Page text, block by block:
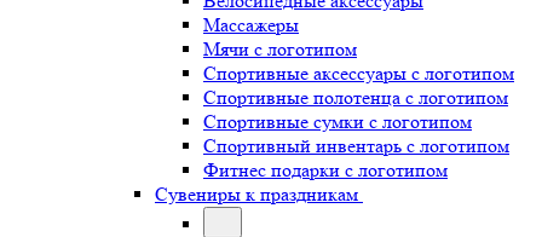
Массажеры
Мячи с логотипом
Спортивные аксессуары с логотипом
Спортивные полотенца с логотипом
Спортивные сумки с логотипом
Спортивный инвентарь с логотипом
Фитнес подарки с логотипом
Сувениры к праздникам